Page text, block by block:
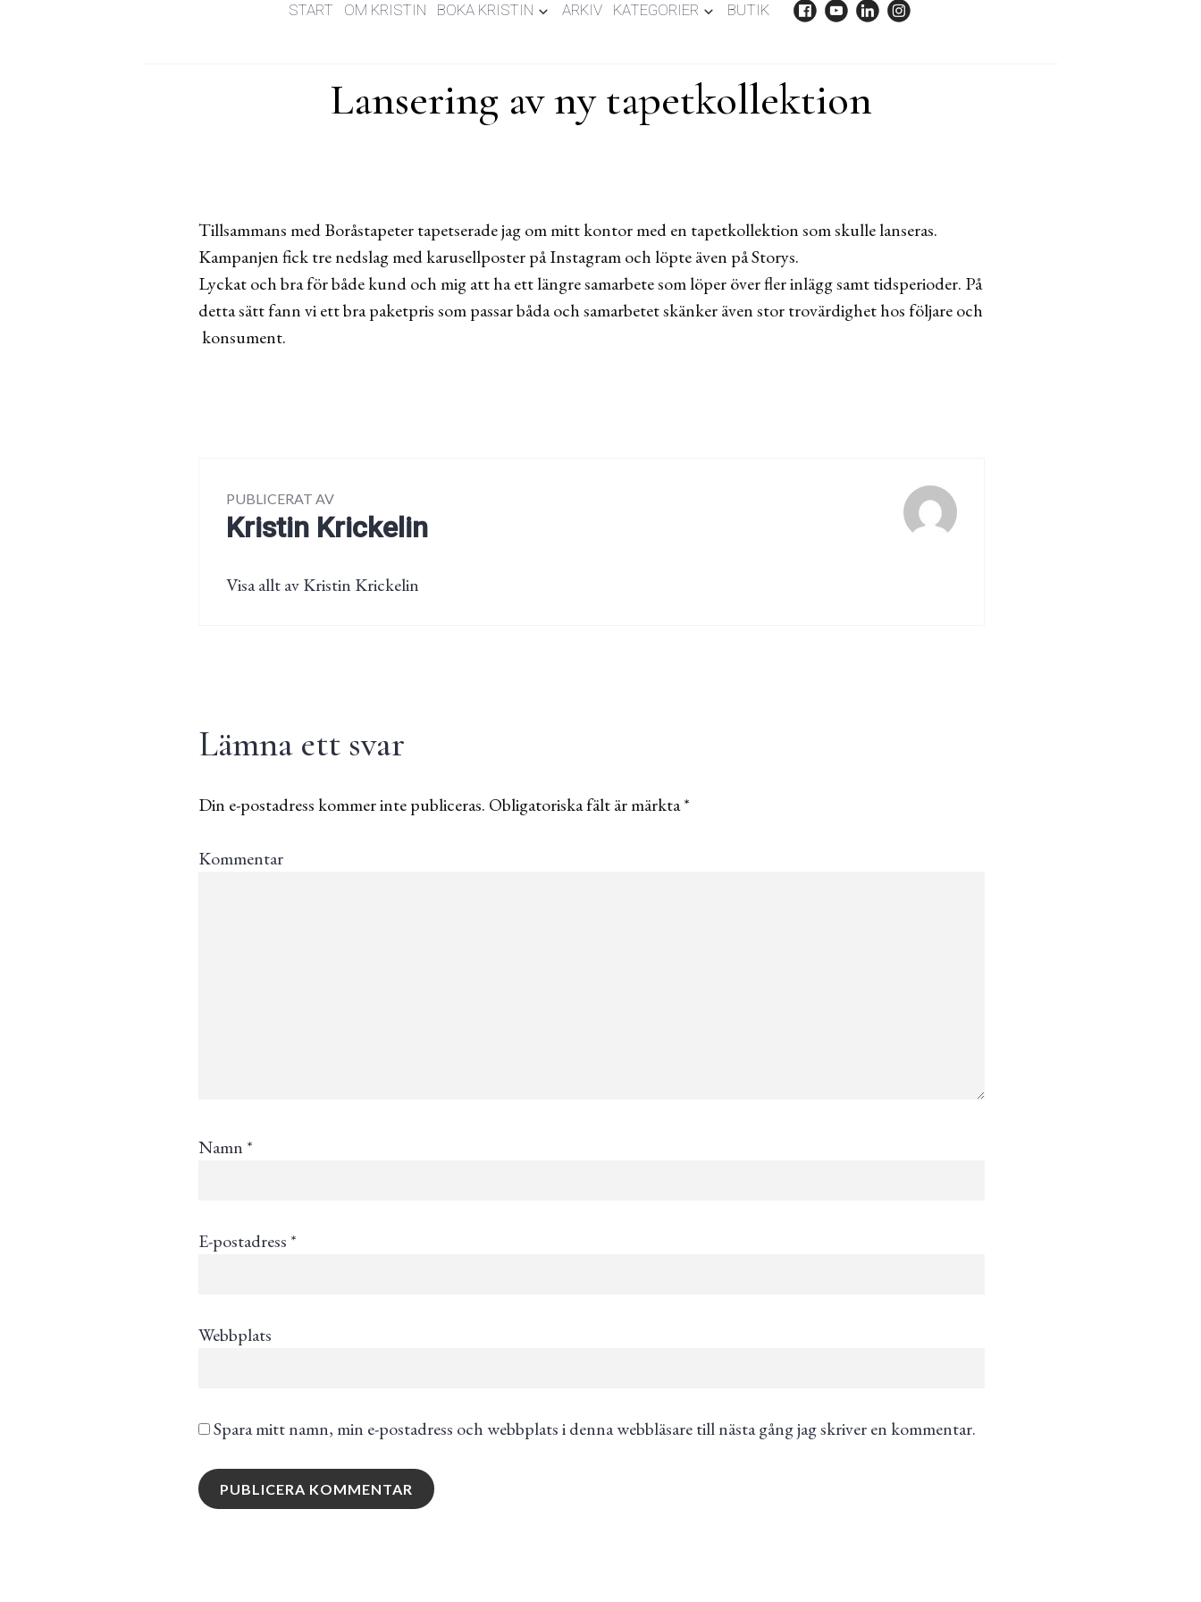
START OM KRISTIN BOKA KRISTIN ARKIV KATEGORIER BUTIK
Lansering av ny tapetkollektion
Tillsammans med Boråstapeter tapetserade jag om mitt kontor med en tapetkollektion som skulle lanseras.
Kampanjen fick tre nedslag med karusellposter på Instagram och löpte även på Storys.
Lyckat och bra för både kund och mig att ha ett längre samarbete som löper över fler inlägg samt tidsperioder. På
detta sätt fann vi ett bra paketpris som passar båda och samarbetet skänker även stor trovärdighet hos följare och
konsument.
PUBLICERAT AV
Kristin Krickelin
Visa allt av Kristin Krickelin
Lämna ett svar
Din e-postadress kommer inte publiceras. Obligatoriska fält är märkta*
Kommentar
Namn *
E-postadress *
Webbplats
Spara mitt namn, min e-postadress och webbplats i denna webbläsare till nästa gång jag skriver en kommentar.